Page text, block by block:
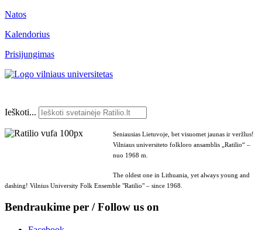
Natos
Kalendorius
Prisijungimas
Ieškoti...
Seniausias Lietuvoje, bet visuomet jaunas ir veržlus!
Vilniaus universiteto folkloro ansamblis „Ratilio“ –
nuo 1968 m.
The oldest one in Lithuania, yet always young and
dashing! Vilnius University Folk Ensemble "Ratilio" – since 1968.
Bendraukime per / Follow us on